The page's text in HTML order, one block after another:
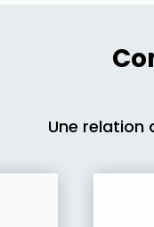
Une relation